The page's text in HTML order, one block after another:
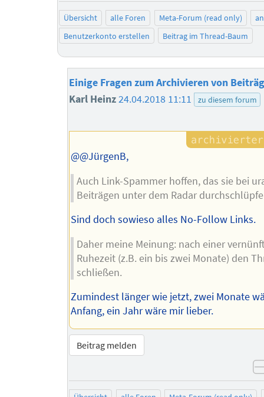
Übersicht alle Foren Meta-Forum (read only)
Benutzerkonto erstellen
Beitrag im Thread-Baum
Einige Fragen zum Archivieren von
Karl Heinz24.04.2018 11:11 zu diesem forum
@@JürgenB,
Auch Link-Spammer hoffen, das sie bei
Beiträgen unter dem Radar
Sind doch sowieso alles No-Follow Links.
Daher meine Meinung: nach einer
Ruhezeit (z.B. ein bis zwei Monate) den
schließen.
Zumindest länger wie jetzt, zwei Monate
Anfang, ein Jahr wäre mir lieber.
Beitrag melden